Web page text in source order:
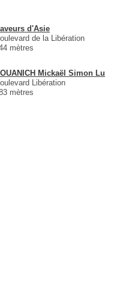
d'Asie
de la Libération
mètres
Mickaël Simon Lu
Libération
mètres